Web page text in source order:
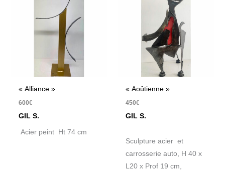
« Alliance »
600€
GIL S.
Acier peint Ht 74 cm
« Aoûtienne »
450€
GIL S.
Sculpture acier et
carrosserie auto, H 40 x
L20 x Prof 19 cm,